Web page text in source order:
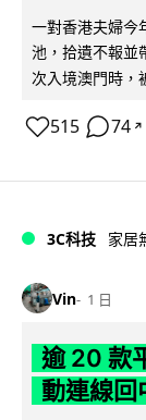
一對香港夫婦今
池，拾遺不報並
次入境澳門時，
515 74 ↗
3C科技 家居
Vin 1 日
逾 20 款
動連線回